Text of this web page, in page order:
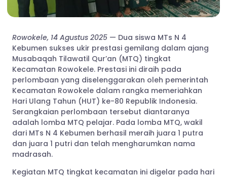
Rowokele, 14 Agustus 2025 — Dua siswa MTs N 4
Kebumen sukses ukir prestasi gemilang dalam ajang
Musabaqah Tilawatil Qur’an (MTQ) tingkat
Kecamatan Rowokele. Prestasi ini diraih pada
perlombaan yang diselenggarakan oleh pemerintah
Kecamatan Rowokele dalam rangka memeriahkan
Hari Ulang Tahun (HUT) ke-80 Republik Indonesia.
Serangkaian perlombaan tersebut diantaranya
adalah lomba MTQ pelajar. Pada lomba MTQ, wakil
dari MTs N 4 Kebumen berhasil meraih juara 1 putra
dan juara 1 putri dan telah mengharumkan nama
madrasah.
Kegiatan MTQ tingkat kecamatan ini digelar pada hari